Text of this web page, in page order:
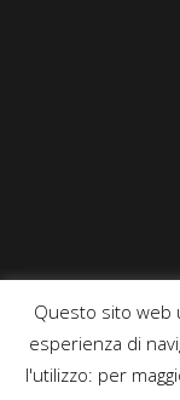
Copyright © 2015-
Questo sito web
esperienza di
l'utilizzo: per